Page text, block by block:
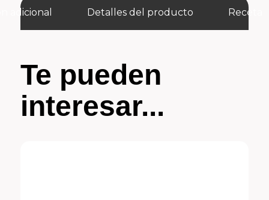
adicional Detalles del producto Receta
Te pueden
interesar...